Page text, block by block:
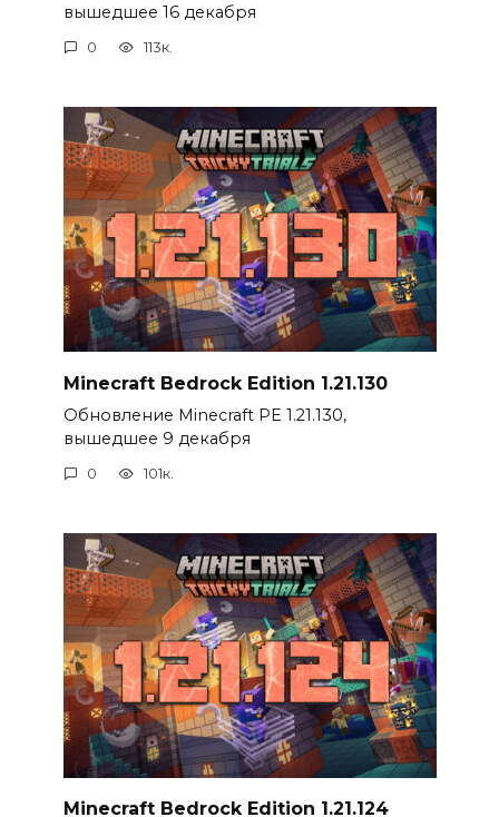
вышедшее 16 декабря
0 113к.
Minecraft Bedrock Edition 1.21.130
Обновление Minecraft PE 1.21.130,
вышедшее 9 декабря
0 101к.
Minecraft Bedrock Edition 1.21.124